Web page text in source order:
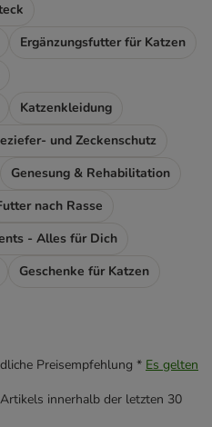
Ergänzungsfutter für Katzen
Katzenkleidung
und Zeckenschutz
Genesung & Rehabilitation
nach Rasse
- Alles für Dich
Geschenke für Katzen
Preisempfehlung * Es gelten
innerhalb der letzten 30